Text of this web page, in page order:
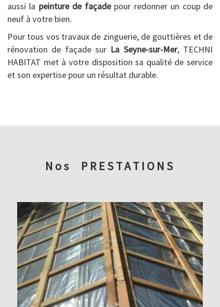
aussi la peinture de façadepour redonner un coup de
neuf à votre bien.
Pour tous vos travaux de zinguerie, de gouttières et de
rénovation de façade sur La Seyne-sur-Mer, TECHNI
HABITAT met à votre disposition sa qualité de service
et son expertise pour un résultat durable.
Nos PRESTATIONS